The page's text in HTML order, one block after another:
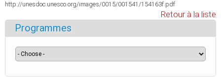
http://unesdoc.unesco.org/images/0015/001541/154163f.pdf
Retour à la liste
Programmes